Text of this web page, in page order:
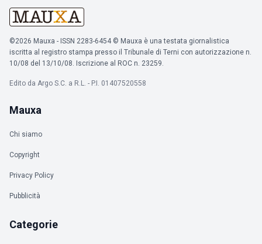
©2026 Mauxa - ISSN 2283-6454 © Mauxa è una testata giornalistica
iscritta al registro stampa presso il Tribunale di Terni con autorizzazione n.
10/08 del 13/10/08. Iscrizione al ROC n. 23259.
Edito da Argo S.C. a R.L. - P.I. 01407520558
Mauxa
Chi siamo
Copyright
Privacy Policy
Pubblicità
Categorie